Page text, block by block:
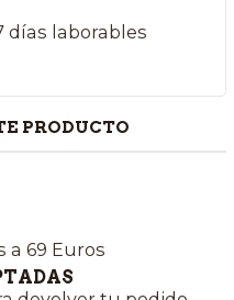
días laborables
PRODUCTO
a 69 Euros